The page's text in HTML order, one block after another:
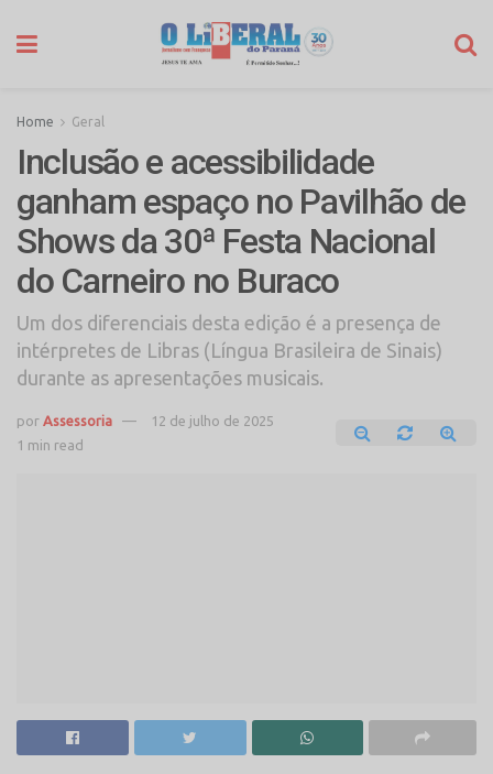
Home Geral
Inclusão e acessibilidade
ganham espaço no Pavilhão de
Shows da 30ª Festa Nacional
do Carneiro no Buraco
Um dos diferenciais desta edição é a presença de
intérpretes de Libras (Língua Brasileira de Sinais)
durante as apresentações musicais.
por Assessoria
12 de julho de 2025
1 min read